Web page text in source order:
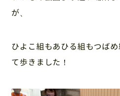
が、
ひよこ組もあひる組もつば
て歩きました！